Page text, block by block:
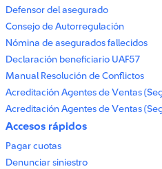
Defensor del asegurado
Consejo de Autorregulación
Nómina de asegurados fallecidos
Declaración beneficiario UAF57
Manual Resolución de Conflictos
Acreditación Agentes de Ventas
Acreditación Agentes de Ventas
Accesos rápidos
Pagar cuotas
Denunciar siniestro